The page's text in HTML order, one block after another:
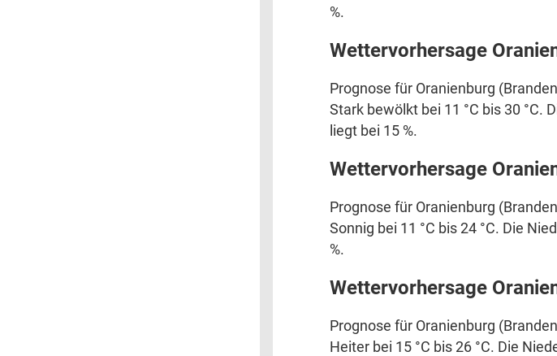
%.
Wettervorhersage
Prognose für Oranienburg
Stark bewölkt bei 11 °C bis 30 °C.
liegt bei 15 %.
Wettervorhersage
Prognose für Oranienburg
Sonnig bei 11 °C bis 24 °C. Die
%.
Wettervorhersage
Prognose für Oranienburg
Heiter bei 15 °C bis 26 °C. Die